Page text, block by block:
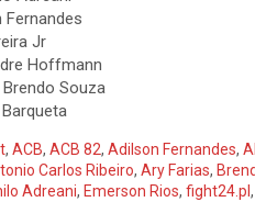
Fernandes
Jr
Hoffmann
Souza
, ACB, ACB 82, Adilson Fernandes,
Carlos Ribeiro, Ary Farias,
Adreani, Emerson Rios, fight24.pl ,